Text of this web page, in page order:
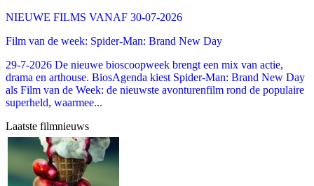
NIEUWE FILMS VANAF 30-07-2026
Film van de week: Spider-Man: Brand New Day
29-7-2026 De nieuwe bioscoopweek brengt een mix van actie,
drama en arthouse. BiosAgenda kiest Spider-Man: Brand New Day
als Film van de Week: de nieuwste avonturenfilm rond de populaire
superheld, waarmee...
Laatste filmnieuws